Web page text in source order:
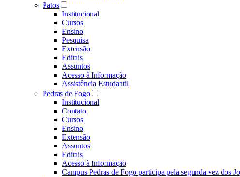
Patos
Institucional
Cursos
Ensino
Pesquisa
Extensão
Editais
Assuntos
Acesso à Informação
Assistência Estudantil
Pedras de Fogo
Institucional
Contato
Cursos
Ensino
Extensão
Assuntos
Editais
Acesso à Informação
Campus Pedras de Fogo participa pela segunda vez dos